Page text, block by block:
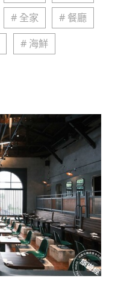
# 全家
# 餐廳
# 海鮮